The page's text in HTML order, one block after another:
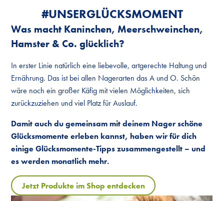
#UNSER­GLÜCKS­MOMENT
Was macht Kaninchen, Meerschweinchen,
Hamster & Co. glücklich?
In erster Linie natürlich eine liebevolle, artgerechte Haltung und
Ernährung. Das ist bei allen Nagerarten das A und O. Schön
wäre noch ein großer Käfig mit vielen Möglichkeiten, sich
zurückzuziehen und viel Platz für Auslauf.
Damit auch du gemeinsam mit deinem Nager schöne
Glücksmomente erleben kannst, haben wir für dich
einige Glücksmomente-Tipps zusammengestellt – und
es werden monatlich mehr.
Jetzt Produkte im Shop entdecken